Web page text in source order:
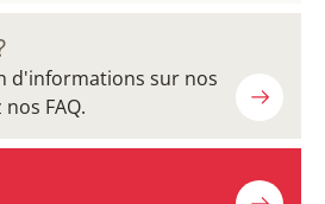
d'informations sur nos
FAQ.